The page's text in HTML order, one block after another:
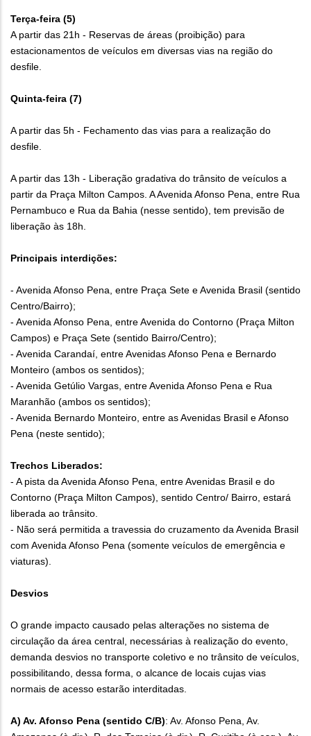
Terça-feira (5)
A partir das 21h - Reservas de áreas (proibição) para
estacionamentos de veículos em diversas vias na região do
desfile.
Quinta-feira (7)
A partir das 5h - Fechamento das vias para a realização do
desfile.
A partir das 13h - Liberação gradativa do trânsito de veículos a
partir da Praça Milton Campos. A Avenida Afonso Pena, entre Rua
Pernambuco e Rua da Bahia (nesse sentido), tem previsão de
liberação às 18h.
Principais interdições:
- Avenida Afonso Pena, entre Praça Sete e Avenida Brasil (sentido
Centro/Bairro);
- Avenida Afonso Pena, entre Avenida do Contorno (Praça Milton
Campos) e Praça Sete (sentido Bairro/Centro);
- Avenida Carandaí, entre Avenidas Afonso Pena e Bernardo
Monteiro (ambos os sentidos);
- Avenida Getúlio Vargas, entre Avenida Afonso Pena e Rua
Maranhão (ambos os sentidos);
- Avenida Bernardo Monteiro, entre as Avenidas Brasil e Afonso
Pena (neste sentido);
Trechos Liberados:
- A pista da Avenida Afonso Pena, entre Avenidas Brasil e do
Contorno (Praça Milton Campos), sentido Centro/ Bairro, estará
liberada ao trânsito.
- Não será permitida a travessia do cruzamento da Avenida Brasil
com Avenida Afonso Pena (somente veículos de emergência e
viaturas).
Desvios
O grande impacto causado pelas alterações no sistema de
circulação da área central, necessárias à realização do evento,
demanda desvios no transporte coletivo e no trânsito de veículos,
possibilitando, dessa forma, o alcance de locais cujas vias
normais de acesso estarão interditadas.
A) Av. Afonso Pena (sentido C/B): Av. Afonso Pena, Av.